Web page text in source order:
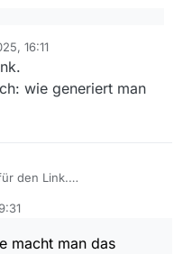
[fehlt]
wieder mal fehlen.
16:11
wie generiert man
den Link.
macht man das